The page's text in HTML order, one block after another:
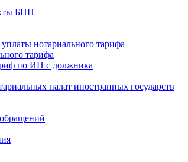
БНП
нотариального тарифа
тарифа
по ИН с должника
палат иностранных государств